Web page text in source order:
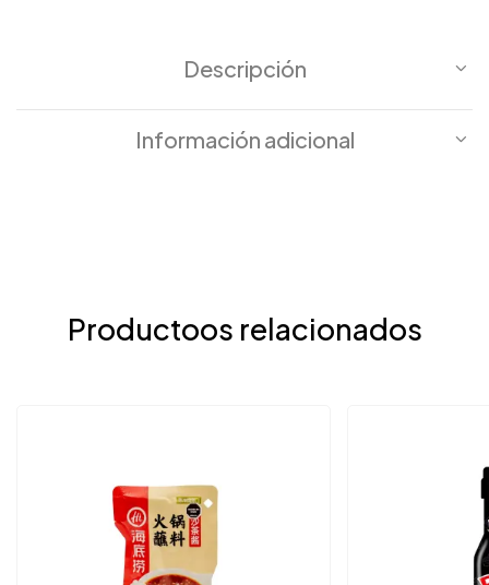
Descripción
Información adicional
Productoos relacionados